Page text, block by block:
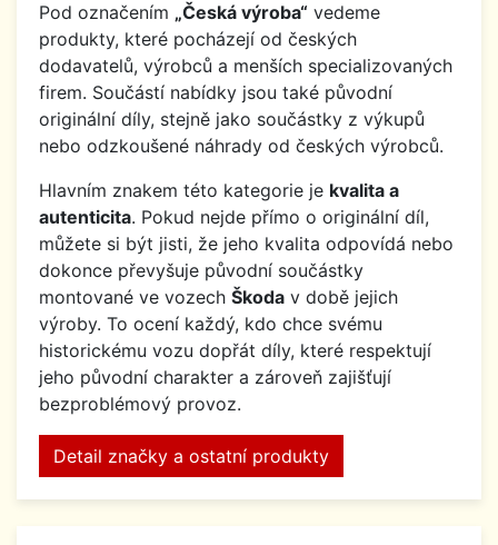
Pod označením „Česká výroba“ vedeme
produkty, které pocházejí od českých
dodavatelů, výrobců a menších specializovaných
firem. Součástí nabídky jsou také původní
originální díly, stejně jako součástky z výkupů
nebo odzkoušené náhrady od českých výrobců.
Hlavním znakem této kategorie je kvalita a
autenticita. Pokud nejde přímo o originální díl,
můžete si být jisti, že jeho kvalita odpovídá nebo
dokonce převyšuje původní součástky
montované ve vozech Škoda v době jejich
výroby. To ocení každý, kdo chce svému
historickému vozu dopřát díly, které respektují
jeho původní charakter a zároveň zajišťují
bezproblémový provoz.
Detail značky a ostatní produkty